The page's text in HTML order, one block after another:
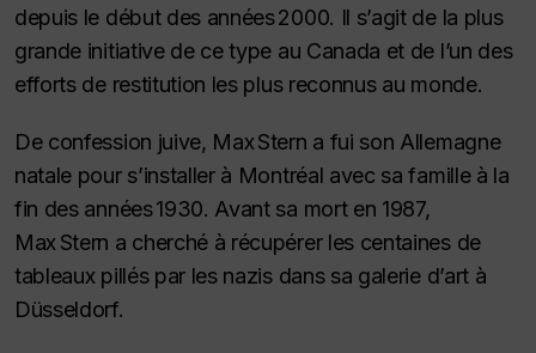
depuis le début des années 2000. Il s’agit de la plus
grande initiative de ce type au Canada et de l’un des
efforts de restitution les plus reconnus au monde.
De confession juive, Max Stern a fui son Allemagne
natale pour s’installer à Montréal avec sa famille à la
fin des années 1930. Avant sa mort en 1987,
Max Stern a cherché à récupérer les centaines de
tableaux pillés par les nazis dans sa galerie d’art à
Düsseldorf.